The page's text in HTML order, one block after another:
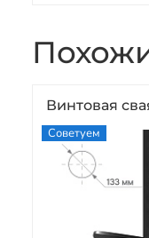
Винтовая
Советуем